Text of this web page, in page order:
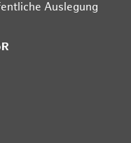
Auslegung